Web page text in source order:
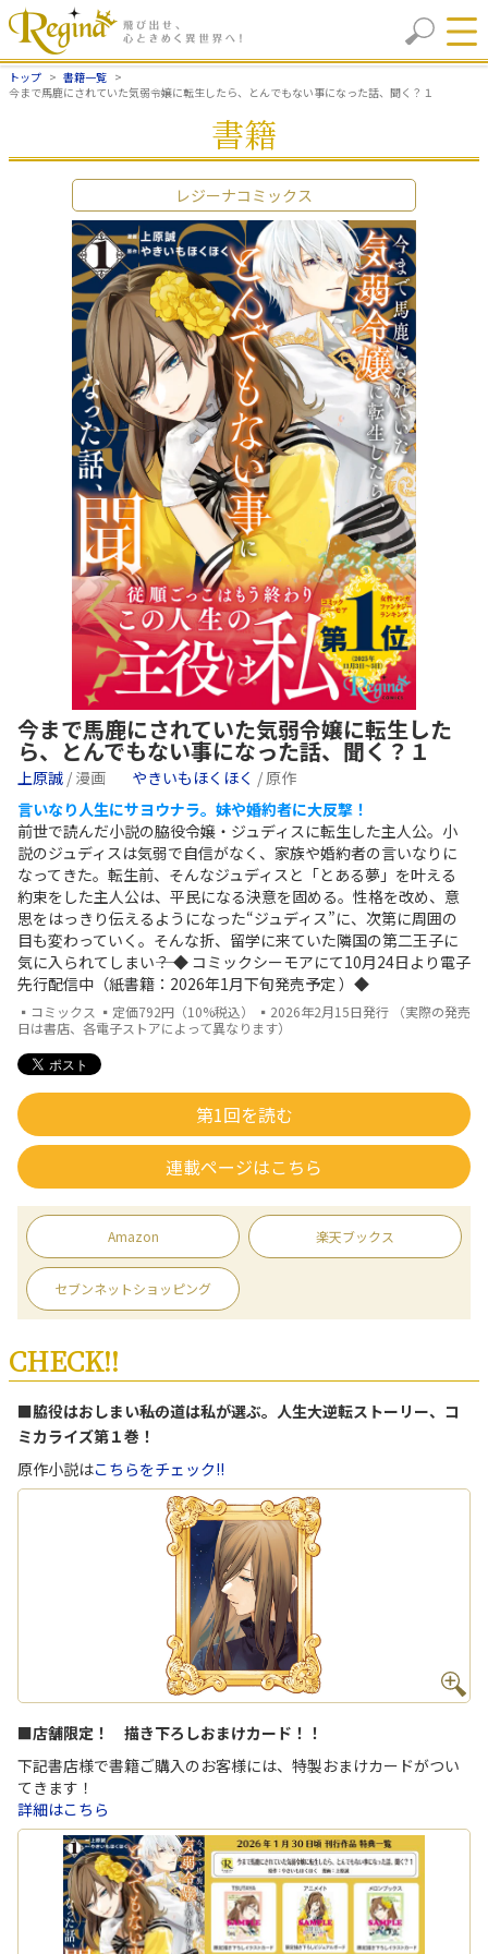
トップ
書籍一覧
今まで馬鹿にされていた気弱令嬢に転生したら、とんでもない事になった話、聞く？１
書籍
レジーナコミックス
今まで馬鹿にされていた気弱令嬢に転生した
ら、とんでもない事になった話、聞く？１
上原誠 / 漫画 やきいもほくほく / 原作
言いなり人生にサヨウナラ。妹や婚約者に大反撃！
前世で読んだ小説の脇役令嬢・ジュディスに転生した主人公。小
説のジュディスは気弱で自信がなく、家族や婚約者の言いなりに
なってきた。転生前、そんなジュディスと「とある夢」を叶える
約束をした主人公は、平民になる決意を固める。性格を改め、意
思をはっきり伝えるようになった“ジュディス”に、次第に周囲の
目も変わっていく。そんな折、留学に来ていた隣国の第二王子に
気に入られてしまい――？ ◆ コミックシーモアにて10月24日より電子
先行配信中（紙書籍：2026年1月下旬発売予定 ）◆
▪コミックス ▪定価792円（10%税込） ▪2026年2月15日発行 （実際の発売
日は書店、各電子ストアによって異なります）
第1回を読む
連載ページはこちら
Amazon 楽天ブックス
セブンネットショッピング
CHECK!!
■脇役はおしまい――私の道は私が選ぶ。人生大逆転ストーリー、コ
ミカライズ第１巻！
原作小説はこちらをチェック!!
■店舗限定！ 描き下ろしおまけカード！！
下記書店様で書籍ご購入のお客様には、特製おまけカードがつい
てきます！
詳細はこちら